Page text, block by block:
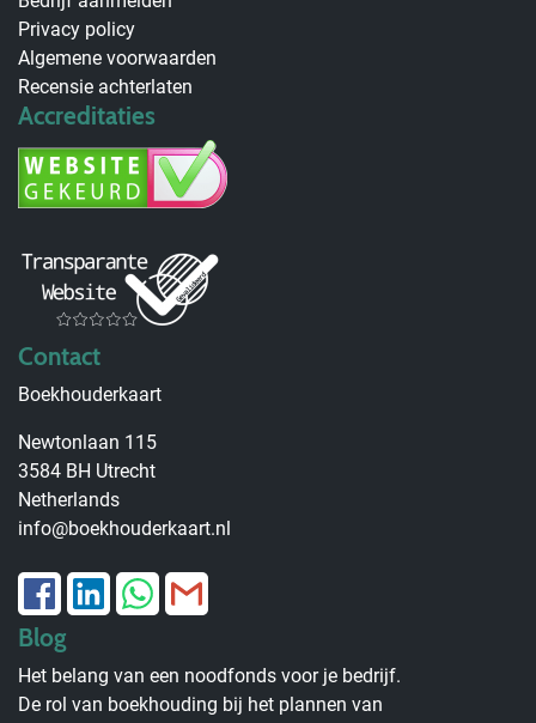
Privacy policy
Algemene voorwaarden
Recensie achterlaten
Accreditaties
Contact
Boekhouderkaart
Newtonlaan 115
3584 BH Utrecht
Netherlands
info@boekhouderkaart.nl
Blog
Het belang van een noodfonds voor je bedrijf.
De rol van boekhouding bij het plannen van